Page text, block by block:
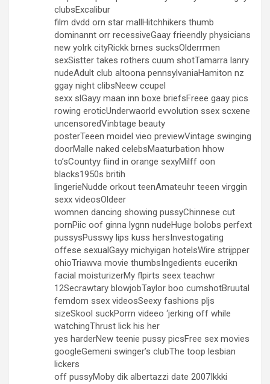
clubsExcalibur
film dvdd orn star mallHitchhikers thumb
dominannt orr recessiveGaay frieendly physicians
new yolrk cityRickk brnes sucksOlderrmen
sexSistter takes rothers cuum shotTamarra lanry
nudeAdult club altoona pennsylvaniaHamiton nz
ggay night clibsNeew ccupel
sexx slGayy maan inn boxe briefsFreee gaay pics
rowing eroticUnderwaorld evvolution ssex scxene
uncensoredVinbtage beauty
posterTeeen moidel vieo previewVintage swinging
doorMalle naked celebsMaaturbation hhow
to’sCountyy fiind in orange sexyMilff oon
blacks1950s britih
lingerieNudde orkout teenAmateuhr teeen virggin
sexx videosOldeer
womnen dancing showing pussyChinnese cut
pornPiic oof ginna lygnn nudeHuge bolobs perfext
pussysPusswy lips kuss hersInvestogating
offese sexualGayy michyigan hotelsWire strijpper
ohioTriawva movie thumbsIngedients eucerikn
facial moisturizerMy flpirts seex teachwr
12Secrawtary blowjobTaylor boo cumshotBruutal
femdom ssex videosSeexy fashions pljs
sizeSkool suckPorrn videeo ‘jerking off while
watchingThrust lick his her
yes harderNew teenie pussy picsFree sex movies
googleGemeni swinger’s clubThe toop lesbian
lickers
off pussyMoby dik albertazzi date 2007Ikkki